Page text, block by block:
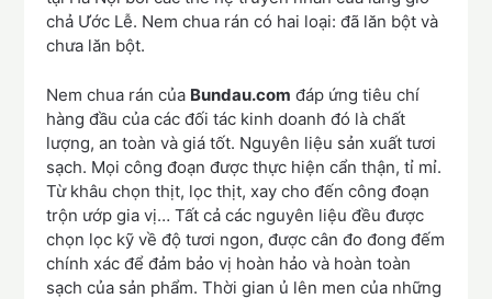
chả Ước Lễ. Nem chua rán có hai loại: đã lăn bột và
chưa lăn bột.
Nem chua rán của Bundau.com đáp ứng tiêu chí
hàng đầu của các đối tác kinh doanh đó là chất
lượng, an toàn và giá tốt. Nguyên liệu sản xuất tươi
sạch. Mọi công đoạn được thực hiện cẩn thận, tỉ mỉ.
Từ khâu chọn thịt, lọc thịt, xay cho đến công đoạn
trộn ướp gia vị… Tất cả các nguyên liệu đều được
chọn lọc kỹ về độ tươi ngon, được cân đo đong đếm
chính xác để đảm bảo vị hoàn hảo và hoàn toàn
sạch của sản phẩm. Thời gian ủ lên men của những